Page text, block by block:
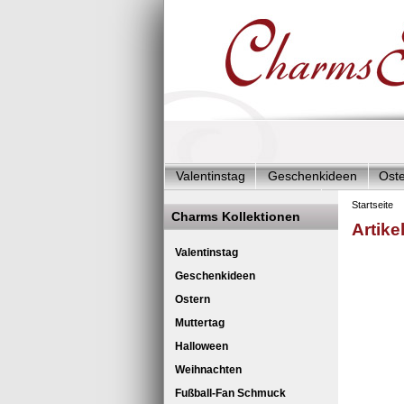
Valentinstag Geschenkideen
Charms Start-Angebote
Charms
Silberschmuck & mehr
Charms -
Charms Kollektionen
Valentinstag
Geschenkideen
Ostern
Muttertag
Halloween
Weihnachten
Fußball-Fan Schmuck
Startseite